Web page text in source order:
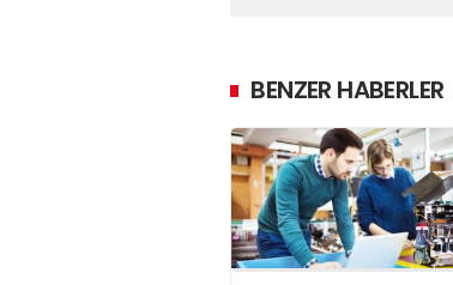
BENZER HABERLER